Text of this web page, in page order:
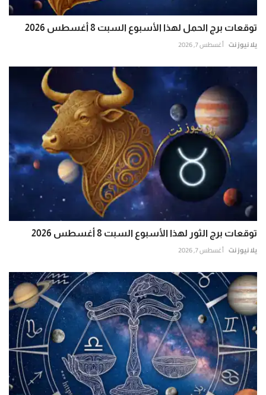
توقعات برج الحمل لهذا الأسبوع السبت 8 أغسطس 2026
يلا نيوز نت أغسطس 7, 2026
توقعات برج الثور لهذا الأسبوع السبت 8 أغسطس 2026
يلا نيوز نت أغسطس 7, 2026